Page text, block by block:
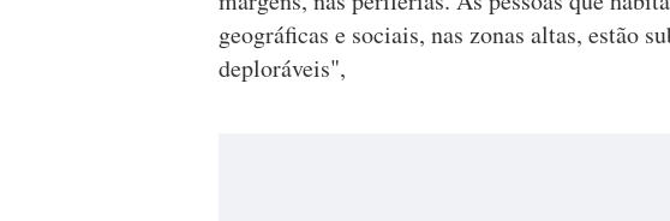
geográficas e sociais, nas zonas altas, estão
deploráveis",